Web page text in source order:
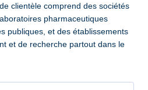
clientèle comprend des sociétés
pharmaceutiques
publiques, et des établissements
et de recherche partout dans le